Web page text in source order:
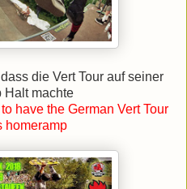
die Vert Tour auf seiner
Halt machte
have the German Vert Tour
homeramp